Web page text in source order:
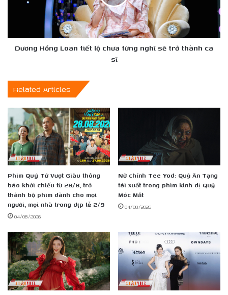
sẽ
sĩ
Dương Hồng Loan tiết lộ chưa từng nghĩ sẽ trở thành ca
sĩ
Related Articles
Phim Quý Tử Vượt Giàu thông
báo khởi chiếu từ 28/8, trở
thành bộ phim dành cho mọi
người, mọi nhà trong dịp lễ 2/9
04/08/2026
Nữ chính Tee Yod: Quỷ Ăn Tạng
tái xuất trong phim kinh dị Quỷ
Móc Mắt
04/08/2026